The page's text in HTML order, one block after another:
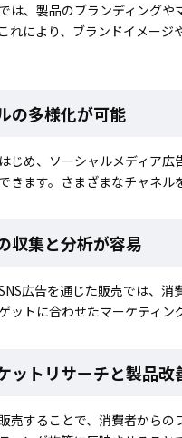
は、製品のブランディング
れにより、ブランドイメー
の多様化が可能
じめ、ソーシャルメディア
きます。さまざまなチャネ
収集と分析が容易
広告を通じた販売では、
ットに合わせたマーケティン
ットリサーチと製品改
売することで、消費者から